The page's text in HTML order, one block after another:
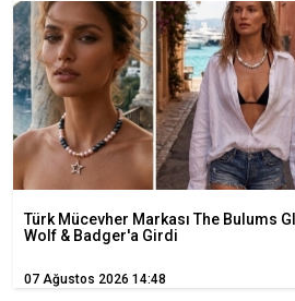
Türk Mücevher Markası The Bulums
Wolf & Badger'a Girdi
07 Ağustos 2026 14:48